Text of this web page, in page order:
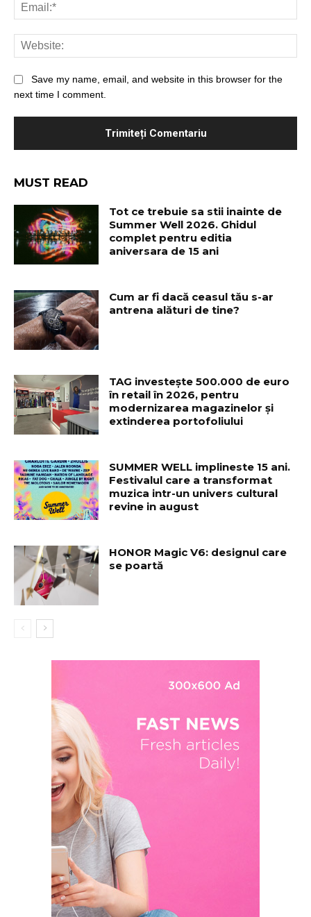
Save my name, email, and website in this browser for the
next time I comment.
MUST READ
Tot ce trebuie sa stii inainte de
Summer Well 2026. Ghidul
complet pentru editia
aniversara de 15 ani
Cum ar fi dacă ceasul tău s-ar
antrena alături de tine?
TAG investește 500.000 de euro
în retail în 2026, pentru
modernizarea magazinelor și
extinderea portofoliului
SUMMER WELL implineste 15 ani.
Festivalul care a transformat
muzica intr-un univers cultural
revine in august
HONOR Magic V6: designul care
se poartă